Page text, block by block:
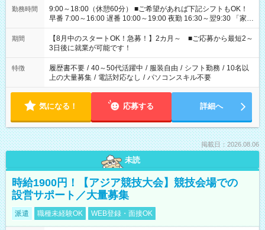
勤務時間
9:00～18:00（休憩60分） ■ご希望があれば下記シフトもOK！
早番 7:00～16:00 遅番 10:00～19:00 夜勤 16:30～翌9:30 「家族
と休みを合わせたい」 「余裕を持って夕飯の準備がしたい」
「できれば残業はしたくない」 など、ご希望を教えてください
ね。 ※Wワーク希望の方へ 今ご覧のお仕事で希望する勤務時間
と、もう1つのお仕事の勤務時間。 合計で週40時間を超える場
合は応募できません。
期間
【8月中のスタートOK！急募！】2カ月～ ■ご応募から最短2～
3日後に就業が可能です！
特徴 履歴書不要 / 40～50代活躍中 / 服装自由 / シフト勤務 / 10名以
上の大量募集 / 電話対応なし / パソコンスキル不要
気になる！ 応募する 詳細へ
掲載日：2026.08.06
未読
時給1900円！【アジア競技大会】競技会場での
設営サポート／大量募集
派遣 職種未経験OK WEB登録・面接OK